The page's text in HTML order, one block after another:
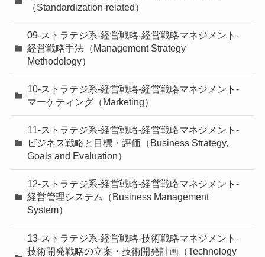
（Standardization-related）
09-ストラテジ系-経営戦略-経営戦略マネジメント-
経営戦略手法（Management Strategy
Methodology）
10-ストラテジ系-経営戦略-経営戦略マネジメント-
マーケティング（Marketing）
11-ストラテジ系-経営戦略-経営戦略マネジメント-
ビジネス戦略と目標・評価（Business Strategy,
Goals and Evaluation）
12-ストラテジ系-経営戦略-経営戦略マネジメント-
経営管理システム（Business Management
System）
13-ストラテジ系-経営戦略-技術戦略マネジメント-
技術開発戦略の立案・技術開発計画（Technology